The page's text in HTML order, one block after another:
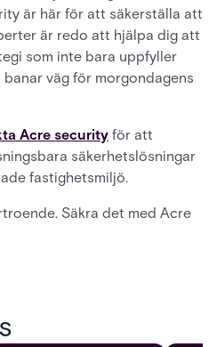
är här för att säkerställa att
är redo att hjälpa dig att
som inte bara uppfyller
väg för morgondagens
Acre security för att
säkerhetslösningar
fastighetsmiljö.
Säkra det med Acre